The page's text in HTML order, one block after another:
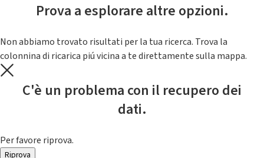
Prova a esplorare altre opzioni.
Non abbiamo trovato risultati per la tua ricerca. Trova la
colonnina di ricarica piú vicina a te direttamente sulla mappa.
C'è un problema con il recupero dei
dati.
Per favore riprova.
Riprova